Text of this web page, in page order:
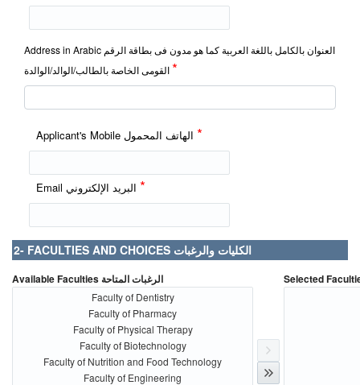
Address in Arabic العنوان بالكامل باللغة العربية كما هو مدون فى بطاقة الرقم
*
*
*
2- FACULTIES AND CHOICES الكليات والرغبات
Available Faculties الرغبات المتاحة
Faculty of Dentistry
Faculty of Pharmacy
Faculty of Physical Therapy
Faculty of Biotechnology
Faculty of Nutrition and Food Technology
Faculty of Engineering